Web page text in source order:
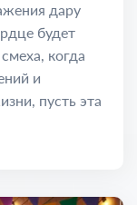
дару
будет
когда
и
пусть эта